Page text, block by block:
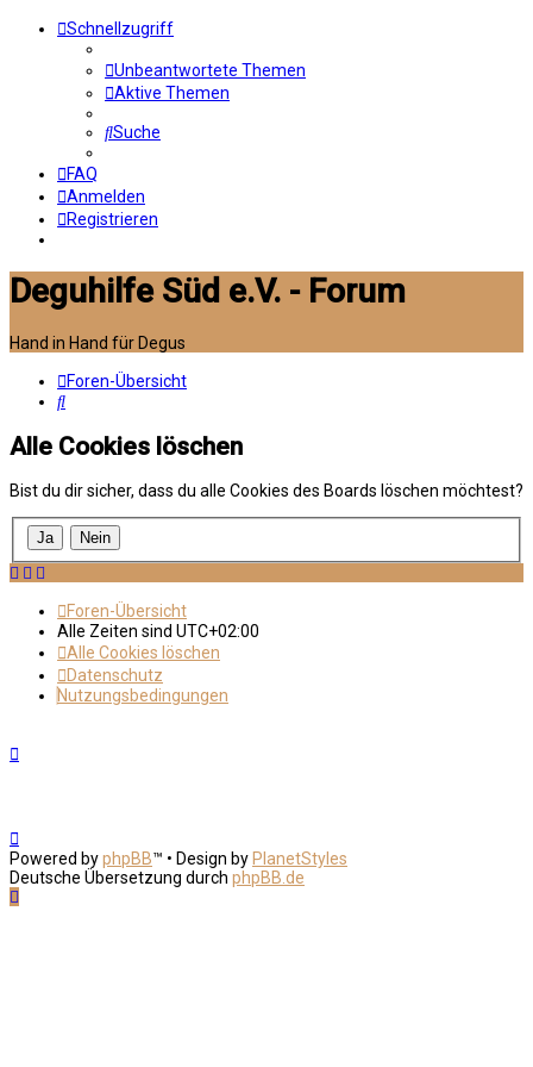
Schnellzugriff
Unbeantwortete Themen
Aktive Themen
Suche
FAQ
Anmelden
Registrieren
Deguhilfe Süd e.V. - Forum
Hand in Hand für Degus
Foren-Übersicht
Suche
Alle Cookies löschen
Bist du dir sicher, dass du alle Cookies des Boards löschen möchtest?
Foren-Übersicht
Alle Zeiten sind UTC+02:00
Alle Cookies löschen
Datenschutz
Nutzungsbedingungen
Powered byphpBB™ • Design by PlanetStyles
Deutsche Übersetzung durch phpBB.de